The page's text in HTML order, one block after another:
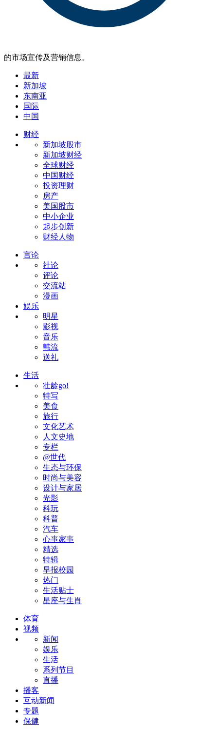
的市场宣传及营销信息。
最新
新加坡
东南亚
国际
中国
财经
新加坡股市
新加坡财经
全球财经
中国财经
投资理财
房产
美国股市
中小企业
起步创新
财经人物
言论
社论
评论
交流站
漫画
娱乐
明星
影视
音乐
韩流
送礼
生活
壮龄go!
特写
美食
旅行
文化艺术
人文史地
专栏
@世代
生态与环保
时尚与美容
设计与家居
光影
科玩
科普
汽车
心事家事
精选
特辑
早报校园
热门
生活贴士
星座与生肖
体育
视频
新闻
娱乐
生活
系列节目
直播
播客
互动新闻
专题
保健